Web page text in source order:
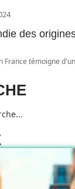
des
France témoigne